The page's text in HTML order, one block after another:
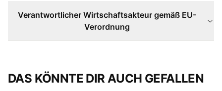
Verantwortlicher Wirtschaftsakteur gemäß EU-
Verordnung
DAS KÖNNTE DIR AUCH GEFALLEN